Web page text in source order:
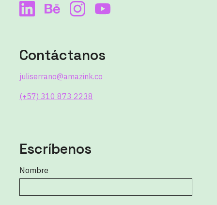
Contáctanos
juliserrano@amazink.co
(+57) 310 873 2238
Escríbenos
Nombre